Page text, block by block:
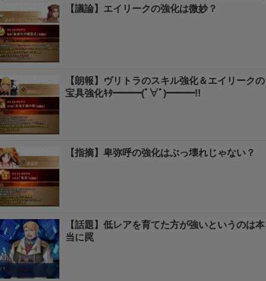
【議論】エイリークの強化は微妙？
【朗報】ヴリトラのスキル強化＆エイリークの
宝具強化ｷﾀ━━━(ﾟ∀ﾟ)━━━!!
【指摘】卑弥呼の強化はぶっ壊れじゃない？
【話題】低レアを育てた方が強いというのは本
当に罠